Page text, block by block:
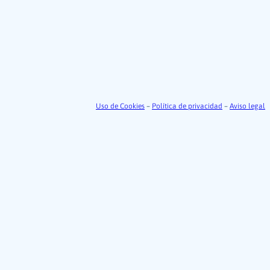
Uso de Cookies – Política de privacidad – Aviso legal